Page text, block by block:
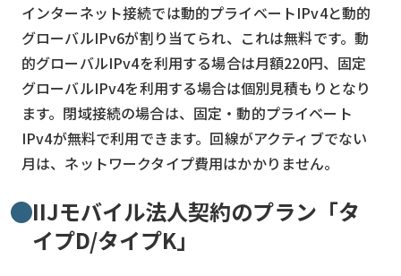
インターネット接続では動的プライベートIPv4と動的
グローバルIPv6が割り当てられ、これは無料です。動
的グローバルIPv4を利用する場合は月額220円、固定
グローバルIPv4を利用する場合は個別見積もりとなり
ます。閉域接続の場合は、固定・動的プライベート
IPv4が無料で利用できます。回線がアクティブでない
月は、ネットワークタイプ費用はかかりません。
IIJモバイル法人契約のプラン「タ
イプD/タイプK」